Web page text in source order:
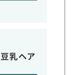
乳ヘア